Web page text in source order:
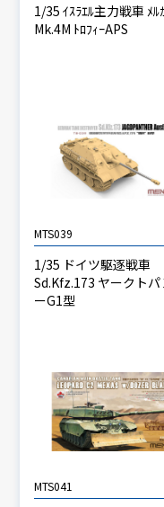
1/35 ｲｽﾗｴﾙ主力戦車 ﾒﾙ
Mk.4M ﾄﾛﾌｨｰAPS
MTS039
1/35 ドイツ駆逐戦車
Sd.Kfz.173 ヤークトパ
ーG1型
MTS041